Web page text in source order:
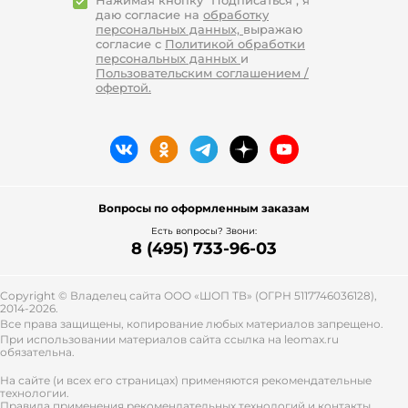
даю согласие на обработку
персональных данных, выражаю
согласие с Политикой обработки
персональных данных и
Пользовательским соглашением /
офертой.
Вопросы по оформленным заказам
Есть вопросы? Звони:
8 (495) 733-96-03
Copyright © Владелец сайта ООО «ШОП ТВ» (ОГРН 5117746036128),
2014-2026.
Все права защищены, копирование любых материалов запрещено.
При использовании материалов сайта ссылка на leomax.ru
обязательна.
На сайте (и всех его страницах) применяются рекомендательные
технологии.